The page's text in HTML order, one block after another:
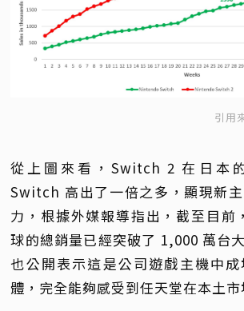
引用
從上圖來看，Switch 2 在日本
Switch 高出了一倍之多，顯現新
力，根據外媒報導指出，截至目
球的總銷量已經突破了 1,000 萬台
也公開表示這是公司遊戲主機中
體，完全能夠感受到任天堂在本土市